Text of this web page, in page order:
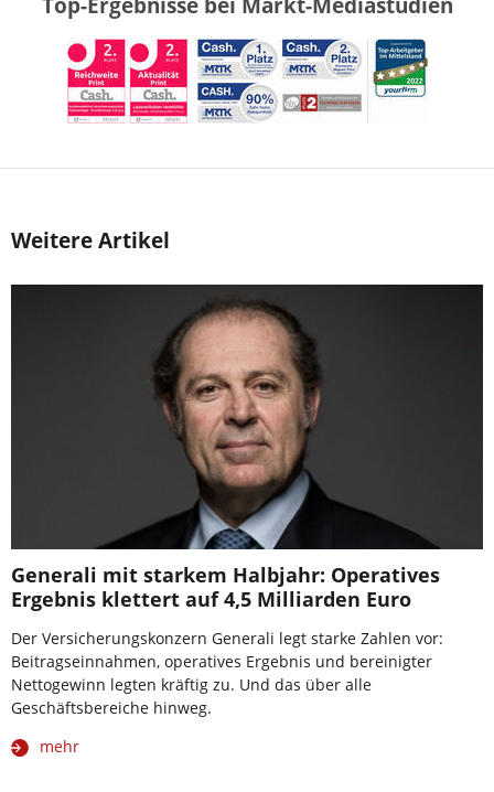
Weitere Artikel
Generali mit starkem Halbjahr: Operatives
Ergebnis klettert auf 4,5 Milliarden Euro
Der Versicherungskonzern Generali legt starke Zahlen vor:
Beitragseinnahmen, operatives Ergebnis und bereinigter
Nettogewinn legten kräftig zu. Und das über alle
Geschäftsbereiche hinweg.
mehr